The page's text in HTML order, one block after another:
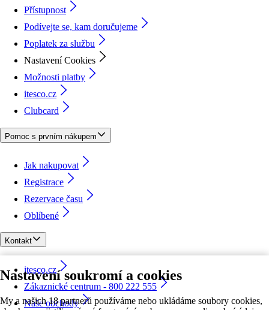
Nastavení soukromí a cookies
My a našich 18 partnerů používáme nebo ukládáme soubory cookies,
Přístupnost
Podívejte se, kam doručujeme
Poplatek za službu
Nastavení Cookies
Možnosti platby
itesco.cz
Clubcard
Pomoc s prvním nákupem
Jak nakupovat
Registrace
Rezervace času
Oblíbené
Kontakt
itesco.cz
Zákaznické centrum - 800 222 555
Naše obchody